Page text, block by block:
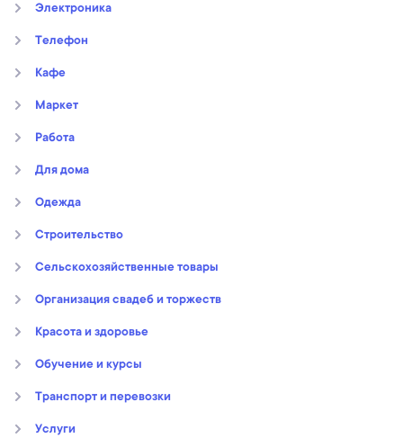
Электроника
Телефон
Кафе
Маркет
Работа
Для дома
Oдежда
Строительство
Сельскохозяйственные товары
Организация свадеб и торжеств
Kрасота и здоровье
Обучение и курсы
Транспорт и перевозки
Услуги